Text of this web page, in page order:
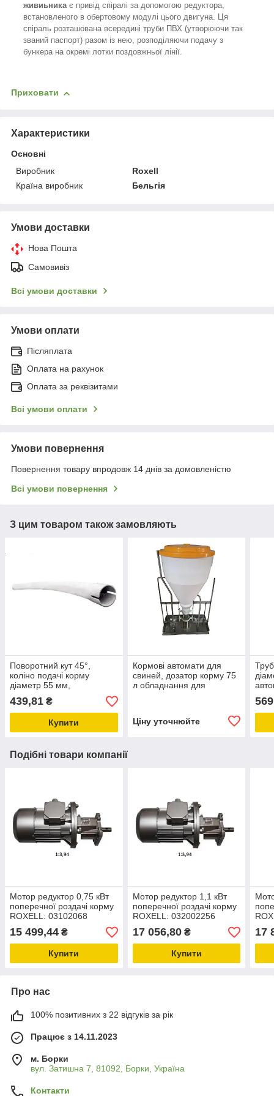
живиьникає привід спіралі за допомогою редуктора,
встановленого в обертовому модулі цього двигуна. Ця
спіраль розташована всередині труби ПВХ (утворюючи так
званий паспорт) разом із нею, розподіляючи подачу з
бункера на окремі лотки поздовжньої лінії.
Приховати
Характеристики
Основні
Виробник
Roxell
Країна виробник
Бельгія
Умови доставки
Нова Пошта
Самовивіз
Всі умови доставки
Умови оплати
Післяплата
Оплата на рахунок
Оплата за реквізитами
Всі умови оплати
Умови повернення
Повернення товару впродовж 14 днів за домовленістю
Всі умови повернення
З цим товаром також замовляють
Поворотний кут 45°,
коліно подачі корму
діаметр 55 мм,
автоматичне годування
для свиней і птиці
439,81 ₴
Купити
Кормові автомати для
свиней, дозатор корму 75
л обладнання для
Ціну уточнюйте
для
Подібні товари компанії
Мотор редуктор 0,75 кВт
поперечної роздачі корму
ROXELL: 03102068
обладнання та запчастини
для тваринництва
15 499,44 ₴
Купити
Мотор редуктор 1,1 кВт
поперечної роздачі корму
ROXELL: 032002256
обладнання та запчастини
для тваринництва
17 056,80₴
Купити
17
Про нас
100% позитивних з 22 відгуків за рік
Працює з 14.11.2023
м. Борки
вул. Затишна 7, 81092, Борки, Україна
Контакти